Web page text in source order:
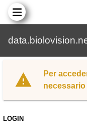
Per
LOGIN